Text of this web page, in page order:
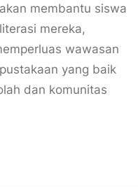
membantu siswa
mereka,
wawasan
yang baik
dan komunitas